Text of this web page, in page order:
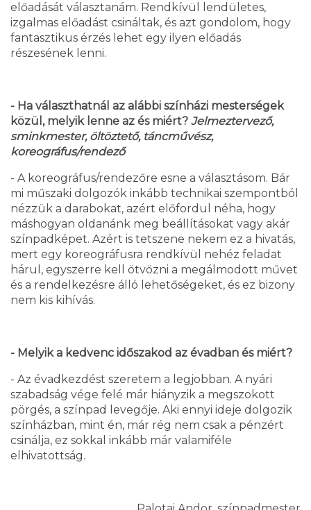
előadását választanám. Rendkívül lendületes,
izgalmas előadást csináltak, és azt gondolom, hogy
fantasztikus érzés lehet egy ilyen előadás
részesének lenni.
- Ha választhatnál az alábbi színházi mesterségek
közül, melyik lenne az és miért? Jelmeztervező,
sminkmester, öltöztető, táncművész,
koreográfus/rendező
- A koreográfus/rendezőre esne a választásom. Bár
mi műszaki dolgozók inkább technikai szempontból
nézzük a darabokat, azért előfordul néha, hogy
máshogyan oldanánk meg beállításokat vagy akár
színpadképet. Azért is tetszene nekem ez a hivatás,
mert egy koreográfusra rendkívül nehéz feladat
hárul, egyszerre kell ötvözni a megálmodott művet
és a rendelkezésre álló lehetőségeket, és ez bizony
nem kis kihívás.
- Melyik a kedvenc időszakod az évadban és miért?
- Az évadkezdést szeretem a legjobban. A nyári
szabadság vége felé már hiányzik a megszokott
pörgés, a színpad levegője. Aki ennyi ideje dolgozik
színházban, mint én, már rég nem csak a pénzért
csinálja, ez sokkal inkább már valamiféle
elhivatottság.